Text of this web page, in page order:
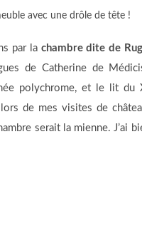
avec une drôle de tête !
par la chambre dite de
de Catherine de
polychrome, et le lit du
de mes visites de
serait la mienne. J’ai